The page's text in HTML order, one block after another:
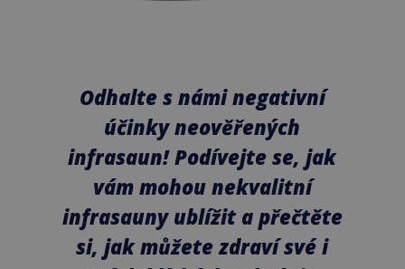
Odhalte s námi negativní
účinky neověřených
infrasaun! Podívejte se, jak
vám mohou nekvalitní
infrasauny ublížit a přečtěte
si, jak můžete zdraví své i